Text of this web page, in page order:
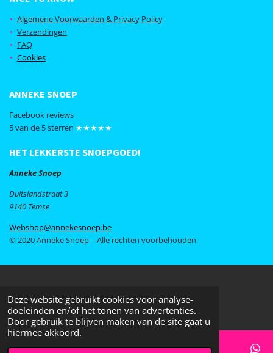
Deze website gebruikt cookies voor analyse-
doeleinden en/of het tonen van advertenties.
Door gebruik te blijven maken van de site gaat u
hiermee akkoord.
e
b
o
o
k
a
g
r
m
Algemene Voorwaarden & Privacy Policy
Verzendingen
FAQ
Cookies
ANNEKE SNOEP
Facebook reviews
5 van de 5 sterren ★★★★★
HET LEKKERSTE SNOEPGOED!
Anneke Snoep
Duitslandstraat 3
9140 Temse
Webshop@annekesnoep.be
© 2020 Anneke Snoep - Alle rechten voorbehouden